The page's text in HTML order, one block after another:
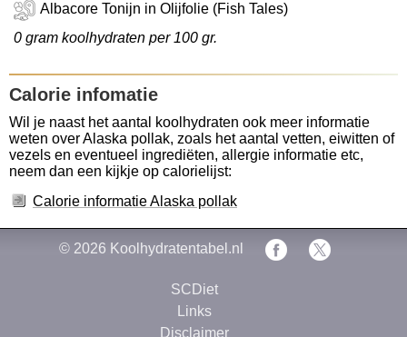
Albacore Tonijn in Olijfolie (Fish Tales)
0 gram koolhydraten per 100 gr.
Calorie infomatie
Wil je naast het aantal koolhydraten ook meer informatie
weten over Alaska pollak, zoals het aantal vetten, eiwitten of
vezels en eventueel ingrediëten, allergie informatie etc,
neem dan een kijkje op calorielijst:
Calorie informatie Alaska pollak
© 2026 Koolhydratentabel.nl
SCDiet
Links
Disclaimer